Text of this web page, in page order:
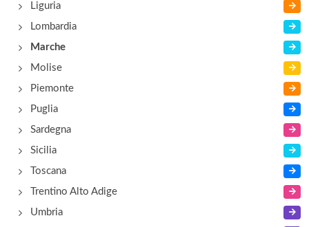
Due Cigni
Liguria
Lombardia
Marche
Molise
Piemonte
Puglia
Sardegna
Sicilia
Toscana
Trentino Alto Adige
Umbria